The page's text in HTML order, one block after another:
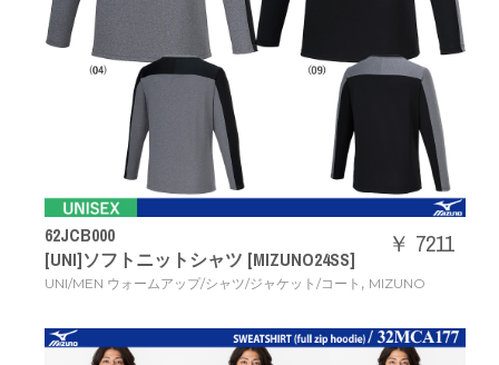
62JCB000
[UNI]ソフトニットシャツ [MIZUNO24SS]
UNI/MEN ウォームアップ/シャツ/ジャケット/コート , MIZUNO
￥ 7211